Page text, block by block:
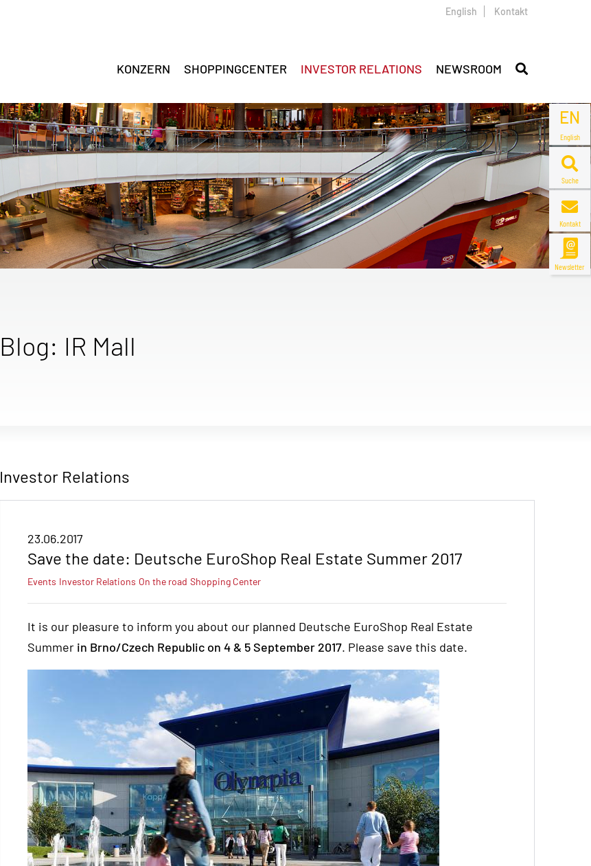
EN
English
Suche
Kontakt
Newsletter
English Kontakt
KONZERN SHOPPINGCENTER INVESTOR RELATIONS NEWSROOM
Blog: IR Mall
Investor Relations
23.06.2017
Save the date: Deutsche EuroShop Real Estate Summer 2017
Events Investor Relations On the road Shopping Center
It is our pleasure to inform you about our planned Deutsche EuroShop Real Estate
Summer in Brno/Czech Republic on 4 & 5 September 2017. Please save this date.